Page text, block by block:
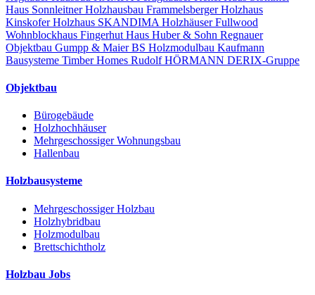
Haus Sonnleitner Holzhausbau Frammelsberger Holzhaus
Kinskofer Holzhaus SKANDIMA HolzhäuserFullwood
Wohnblockhaus Fingerhut Haus Huber & Sohn Regnauer
Objektbau Gumpp & MaierBS Holzmodulbau Kaufmann
Bausysteme Timber Homes Rudolf HÖRMANN DERIX-Gruppe
Objektbau
Bürogebäude
Holzhochhäuser
Mehrgeschossiger Wohnungsbau
Hallenbau
Holzbausysteme
Mehrgeschossiger Holzbau
Holzhybridbau
Holzmodulbau
Brettschichtholz
Holzbau Jobs